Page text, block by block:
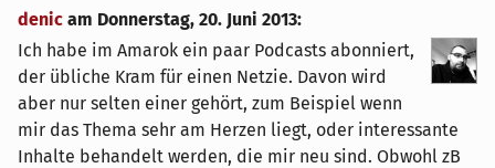
denic am Donnerstag, 20. Juni 2013:
Ich habe im Amarok ein paar Podcasts abonniert,
der übliche Kram für einen Netzie. Davon wird
aber nur selten einer gehört, zum Beispiel wenn
mir das Thema sehr am Herzen liegt, oder interessante
Inhalte behandelt werden, die mir neu sind. Obwohl zB